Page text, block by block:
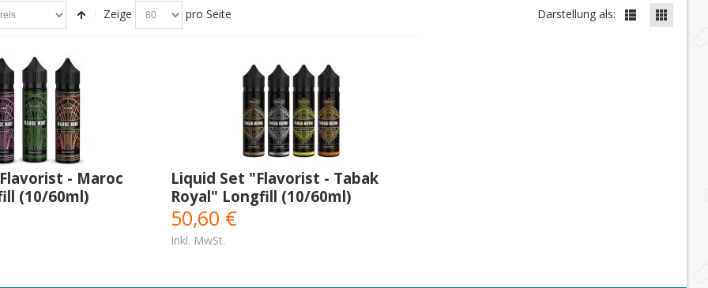
Zeige pro Seite Darstellung als:
- Maroc
(10/60ml)
Liquid Set "Flavorist - Tabak
Royal" Longfill (10/60ml)
50,60 €
Inkl. MwSt.